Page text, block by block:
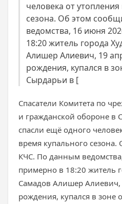
человека от
сезона. Об этом
ведомства, 16 июня
18:20 житель города
Алишер Алиевич, 19
рождения, купался в
Сырдарьи в [
Спасатели Комитета по
и гражданской обороне в
спасли ещё одного
время купального
КЧС. По данным
примерно в 18:20 житель
Самадов Алишер Алиевич,
рождения, купался в зоне